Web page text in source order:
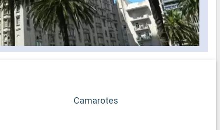
Camarotes